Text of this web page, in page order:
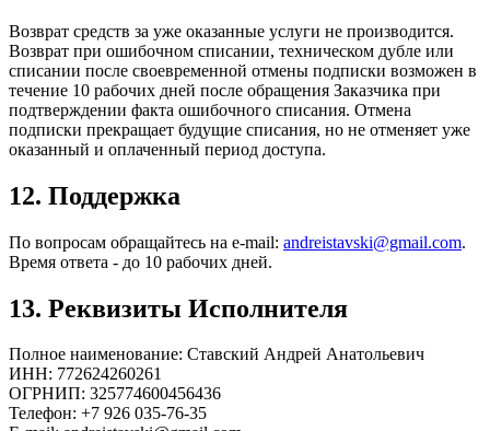
Возврат средств за уже оказанные услуги не производится.
Возврат при ошибочном списании, техническом дубле или
списании после своевременной отмены подписки возможен в
течение 10 рабочих дней после обращения Заказчика при
подтверждении факта ошибочного списания. Отмена
подписки прекращает будущие списания, но не отменяет уже
оказанный и оплаченный период доступа.
12. Поддержка
По вопросам обращайтесь на e‑mail: andreistavski@gmail.com.
Время ответа - до 10 рабочих дней.
13. Реквизиты Исполнителя
Полное наименование: Ставский Андрей Анатольевич
ИНН: 772624260261
ОГРНИП: 325774600456436
Телефон: +7 926 035‑76‑35